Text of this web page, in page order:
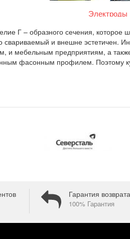
Электроды
Г – образного сечения,
свариваемый и внешне эстетичен.
и мебельным предприятиям, а
фасонным профилем. Поэтому
Гарантия
100% Гарантия